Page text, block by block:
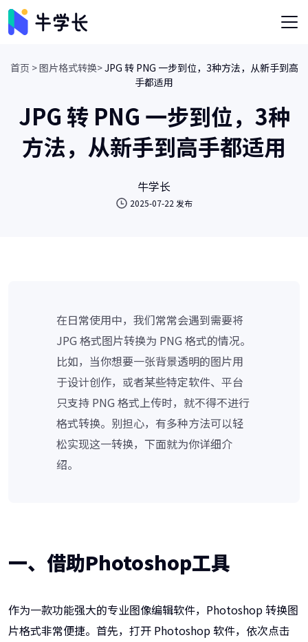
首页 >图片格式转换>JPG 转 PNG 一步到位，3种方法，从新手到高
手都适用
JPG 转 PNG 一步到位，3种
方法，从新手到高手都适用
牛学长
2025-07-22 发布
在日常使用中，我们常常会遇到需要将
JPG 格式图片转换为 PNG 格式的情况。
比如，当你想要一张背景透明的图片用
于设计创作，或者某些特定软件、平台
只支持 PNG 格式上传时，就不得不进行
格式转换。别担心，有多种方法可以轻
松实现这一转换，下面就为你详细介
绍。
一、借助Photoshop工具
作为一款功能强大的专业图像编辑软件，Photoshop 转换图
片格式非常便捷。首先，打开 Photoshop 软件，依次点击